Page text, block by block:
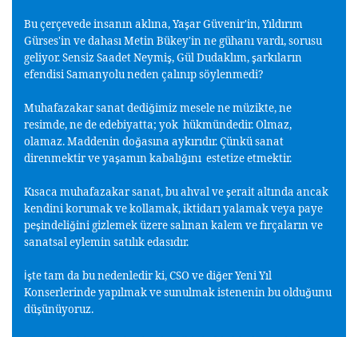
Bu çerçevede insanın aklına, Yaşar Güvenir'in, Yıldırım
Gürses'in ve dahası Metin Bükey'in ne gühanı vardı, sorusu
geliyor. Sensiz Saadet Neymiş, Gül Dudaklım, şarkıların
efendisi Samanyolu neden çalınıp söylenmedi?
Muhafazakar sanat dediğimiz mesele ne müzikte, ne
resimde, ne de edebiyatta; yok hükmündedir. Olmaz,
olamaz. Maddenin doğasına aykırıdır. Çünkü sanat
direnmektir ve yaşamın kabalığını estetize etmektir.
Kısaca muhafazakar sanat, bu ahval ve şerait altında ancak
kendini korumak ve kollamak, iktidarı yalamak veya paye
peşindeliğini gizlemek üzere salınan kalem ve fırçaların ve
sanatsal eylemin satılık edasıdır.
İşte tam da bu nedenledir ki, CSO ve diğer Yeni Yıl
Konserlerinde yapılmak ve sunulmak istenenin bu olduğunu
düşünüyoruz.